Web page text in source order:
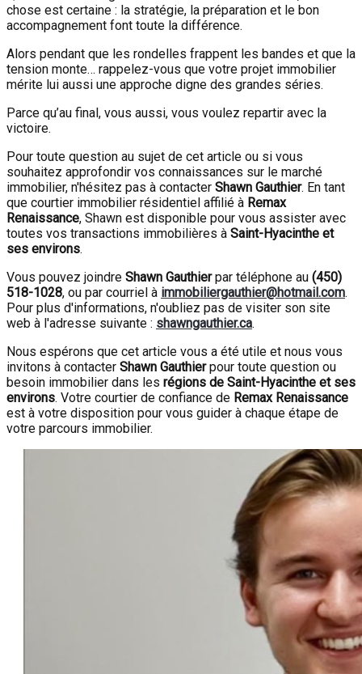
chose est certaine : la stratégie, la préparation et le bon
accompagnement font toute la différence.
Alors pendant que les rondelles frappent les bandes et que la
tension monte… rappelez-vous que votre projet immobilier
mérite lui aussi une approche digne des grandes séries.
Parce qu’au final, vous aussi, vous voulez repartir avec la
victoire.
Pour toute question au sujet de cet article ou si vous
souhaitez approfondir vos connaissances sur le marché
immobilier, n'hésitez pas à contacter Shawn Gauthier. En tant
que courtier immobilier résidentiel affilié à Remax
Renaissance, Shawn est disponible pour vous assister avec
toutes vos transactions immobilières à Saint-Hyacinthe et
ses environs.
Vous pouvez joindre Shawn Gauthierpar téléphone au (450)
518-1028, ou par courriel à immobiliergauthier@hotmail.com.
Pour plus d'informations, n'oubliez pas de visiter son site
web à l'adresse suivante : shawngauthier.ca.
Nous espérons que cet article vous a été utile et nous vous
invitons à contacter Shawn Gauthierpour toute question ou
besoin immobilier dans les régions de Saint-Hyacinthe et ses
environs. Votre courtier de confiance de Remax Renaissance
est à votre disposition pour vous guider à chaque étape de
votre parcours immobilier.